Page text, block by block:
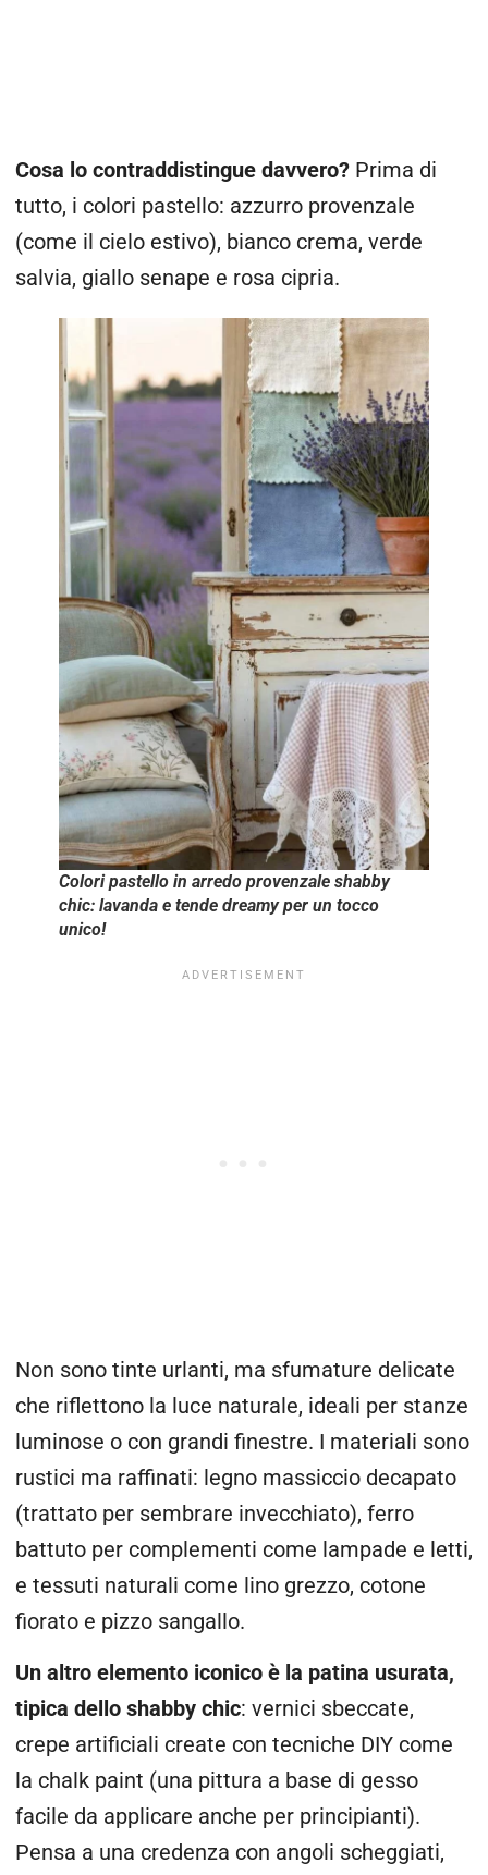
Cosa lo contraddistingue davvero? Prima di
tutto, i colori pastello: azzurro provenzale
(come il cielo estivo), bianco crema, verde
salvia, giallo senape e rosa cipria.
Colori pastello in arredo provenzale shabby
chic: lavanda e tende dreamy per un tocco
unico!
Non sono tinte urlanti, ma sfumature delicate
che riflettono la luce naturale, ideali per stanze
luminose o con grandi finestre. I materiali sono
rustici ma raffinati: legno massiccio decapato
(trattato per sembrare invecchiato), ferro
battuto per complementi come lampade e letti,
e tessuti naturali come lino grezzo, cotone
fiorato e pizzo sangallo.
Un altro elemento iconico è la patina usurata,
tipica dello shabby chic: vernici sbeccate,
crepe artificiali create con tecniche DIY come
la chalk paint (una pittura a base di gesso
facile da applicare anche per principianti).
Pensa a una credenza con angoli scheggiati,